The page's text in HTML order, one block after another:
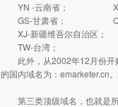
YN -云南省； XZ-
GS-甘肃省； QH-
XJ-新疆维吾尔自治区；
TW-台湾；
此外，从2002年12月份开
的国内域名为：emarketer.cn。
第三类顶级域名，也就是所